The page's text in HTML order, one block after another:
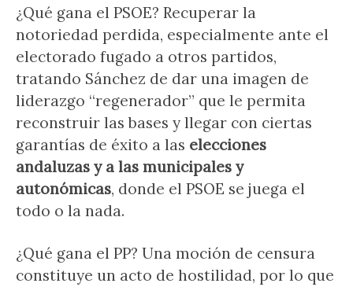
¿Qué gana el PSOE? Recuperar la
notoriedad perdida, especialmente ante el
electorado fugado a otros partidos,
tratando Sánchez de dar una imagen de
liderazgo “regenerador” que le permita
reconstruir las bases y llegar con ciertas
garantías de éxito a las elecciones
andaluzas y a las municipales y
autonómicas, donde el PSOE se juega el
todo o la nada.
¿Qué gana el PP? Una moción de censura
constituye un acto de hostilidad, por lo que